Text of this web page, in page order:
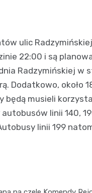
ulic
22:00 i są
Radzymińskiej w
Dodatkowo, około
będą musieli
linii 140,
linii 199